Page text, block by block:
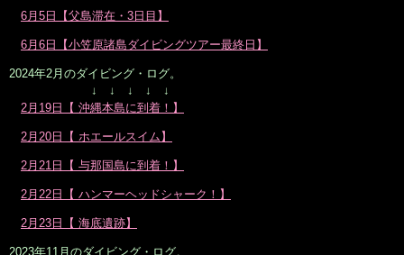
6月5日【父島滞在・3日目】
6月6日【小笠原諸島ダイビングツアー最終日】
2024年2月のダイビング・ログ。
↓ ↓ ↓ ↓ ↓
2月19日【 沖縄本島に到着！】
2月20日【 ホエールスイム】
2月21日【 与那国島に到着！】
2月22日【 ハンマーヘッドシャーク！】
2月23日【 海底遺跡】
2023年11月のダイビング・ログ。